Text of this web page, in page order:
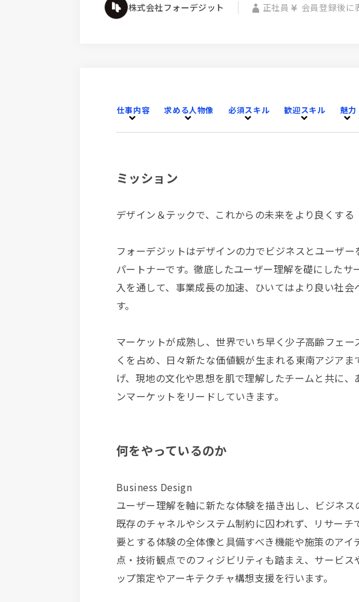
株式会社フォーデジット 正社員 会員登録後に
仕事内容 求める人物像 必須スキル 歓迎スキル 魅力
ミッション
デザイン＆テックで、これからの未来をより良くする
フォーデジットはデザインの力でビジネスとユーザ
パートナーです。徹底したユーザー理解を礎にした
入を通して、事業成長の加速、ひいてはより良い社
す。
マーケットが成熟し、世界でいち早く少子高齢フェ
くを占め、日々新たな価値観が生まれる東南アジア
げ、現地の文化や思想を肌で理解したチームと共に
ンマーケットをリードしていきます。
何をやっているのか
Business Design
ユーザー理解を軸に新たな体験を描き出し、ビジネ
既存のチャネルやシステム制約に囚われず、リサー
要とする体験の全体像と具備すべき機能や施策のア
点・技術観点でのフィジビリティも踏まえ、サービ
ップ策定やアーキテクチャ構想支援を行います。